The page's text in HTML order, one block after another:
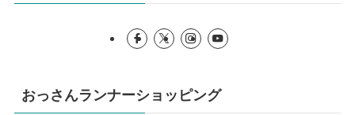
おっさんランナーショッピング